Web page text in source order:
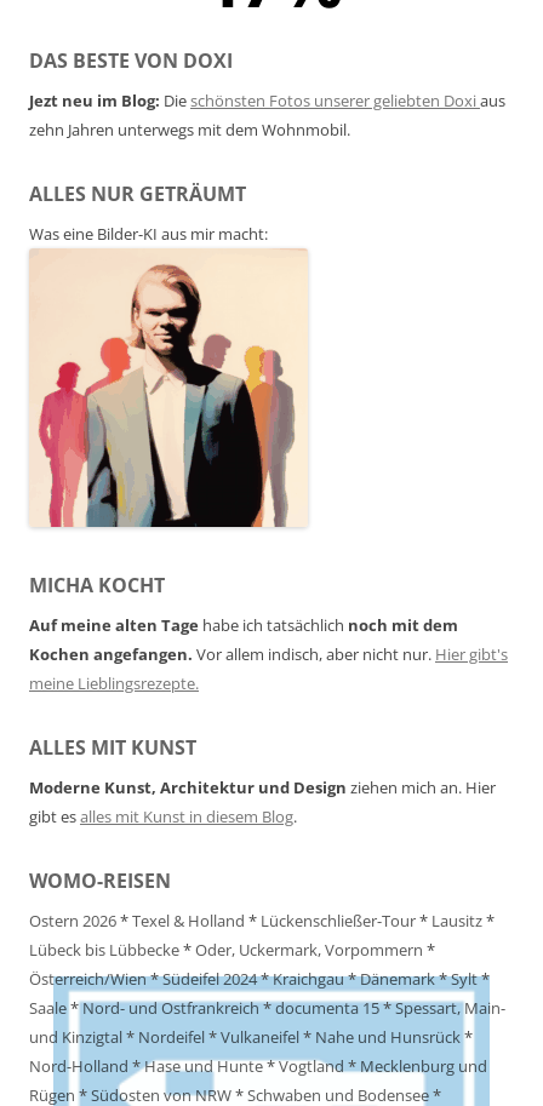
DAS BESTE VON DOXI
Jezt neu im Blog: Dieschönsten Fotos unserer geliebten Doxiaus
zehn Jahren unterwegs mit dem Wohnmobil.
ALLES NUR GETRÄUMT
Was eine Bilder-KI aus mir macht:
MICHA KOCHT
Auf meine alten Tage habe ich tatsächlich noch mit dem
Kochen angefangen. Vor allem indisch, aber nicht nur. Hier gibt's
meine Lieblingsrezepte.
ALLES MIT KUNST
Moderne Kunst, Architektur und Design ziehen mich an. Hier
gibt esalles mit Kunst in diesem Blog.
WOMO-REISEN
Ostern 2026*Texel & Holland * Lückenschließer-Tour* Lausitz*
Lübeck bis Lübbecke*Oder, Uckermark, Vorpommern *
Österreich/Wien*Südeifel 2024*Kraichgau*Dänemark*Sylt*
Saale*Nord- und Ostfrankreich*documenta 15*Spessart, Main-
und Kinzigtal* Nordeifel*Vulkaneifel* Nahe und Hunsrück*
Nord-Holland *Hase und Hunte*Vogtland*Mecklenburg und
Rügen *Südosten von NRW*Schwaben und Bodensee*